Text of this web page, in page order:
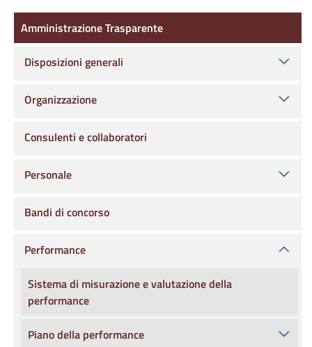
Amministrazione Trasparente
Amministrazione Trasparente
Disposizioni generali
Organizzazione
Consulenti e collaboratori
Personale
Bandi di concorso
Performance
Sistema di misurazione e valutazione della
performance
Piano della performance